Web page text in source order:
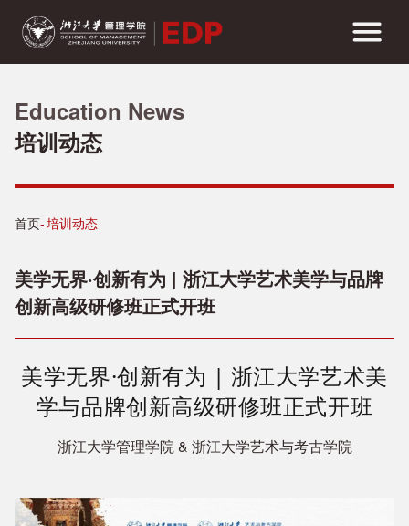
Education News
培训动态
首页 培训动态
美学无界·创新有为 | 浙江大学艺术美学与品牌
创新高级研修班正式开班
美学无界·创新有为 | 浙江大学艺术美
学与品牌创新高级研修班正式开班
浙江大学管理学院 & 浙江大学艺术与考古学院